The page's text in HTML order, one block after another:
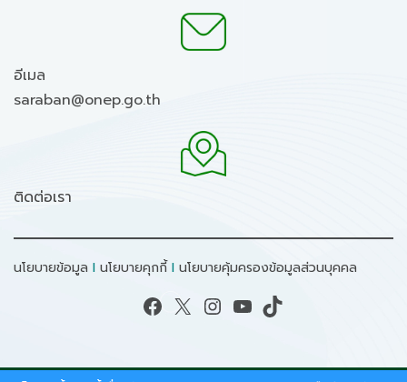
อีเมล
saraban@onep.go.th
ติดต่อเรา
นโยบายข้อมูล I นโยบายคุกกี้I นโยบายคุ้มครองข้อมูลส่วนบุคคล
Facebook X Instagram YouTube TikTok